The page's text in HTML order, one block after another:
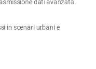
dati avanzata.
in scenari urbani e